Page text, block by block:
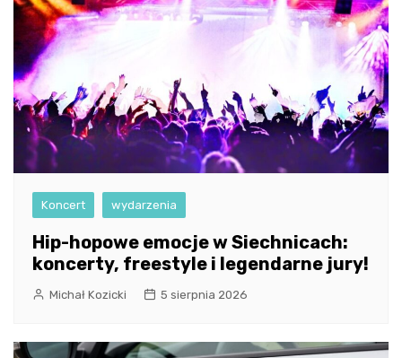
Koncert wydarzenia
Hip-hopowe emocje w Siechnicach:
koncerty, freestyle i legendarne jury!
Michał Kozicki 5 sierpnia 2026